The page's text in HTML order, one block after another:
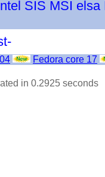
SIS MSI elsa
Fedora core 17
in 0.2925 seconds